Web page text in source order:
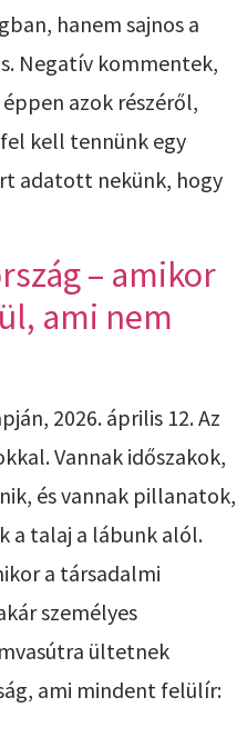
hanem sajnos a
Negatív kommentek,
azok részéről,
kell tennünk egy
adatott nekünk, hogy
– amikor
ami nem
2026. április 12. Az
Vannak időszakok,
és vannak pillanatok,
a talaj a lábunk alól.
a társadalmi
személyes
ültetnek
ami mindent felülír: